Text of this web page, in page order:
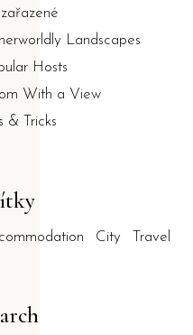
Landscapes
Hosts
With a View
& Tricks
City Travel